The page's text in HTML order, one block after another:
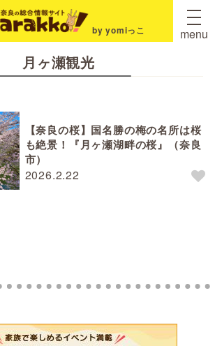
by yomiっこ menu
月ヶ瀬観光
2026.2.22
【奈良の桜】国名勝の梅の名所は桜
も絶景！『月ヶ瀬湖畔の桜』（奈良
市）